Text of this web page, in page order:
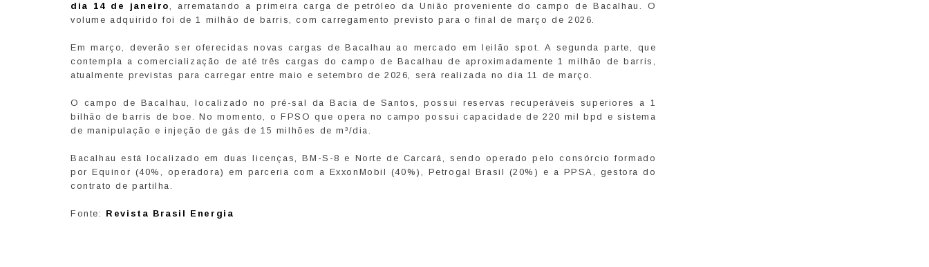
dia 14 de janeiro, arrematando a primeira carga de petróleo da União proveniente do campo de Bacalhau. O
volume adquirido foi de 1 milhão de barris, com carregamento previsto para o final de março de 2026.
Em março, deverão ser oferecidas novas cargas de Bacalhau ao mercado em leilão spot. A segunda parte, que
contempla a comercialização de até três cargas do campo de Bacalhau de aproximadamente 1 milhão de barris,
atualmente previstas para carregar entre maio e setembro de 2026, será realizada no dia 11 de março.
O campo de Bacalhau, localizado no pré-sal da Bacia de Santos, possui reservas recuperáveis superiores a 1
bilhão de barris de boe. No momento, o FPSO que opera no campo possui capacidade de 220 mil bpd e sistema
de manipulação e injeção de gás de 15 milhões de m³/dia.
Bacalhau está localizado em duas licenças, BM-S-8 e Norte de Carcará, sendo operado pelo consórcio formado
por Equinor (40%, operadora) em parceria com a ExxonMobil (40%), Petrogal Brasil (20%) e a PPSA, gestora do
contrato de partilha.
Fonte: Revista Brasil Energia